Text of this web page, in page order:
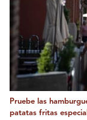
Pruebe las
patatas fritas